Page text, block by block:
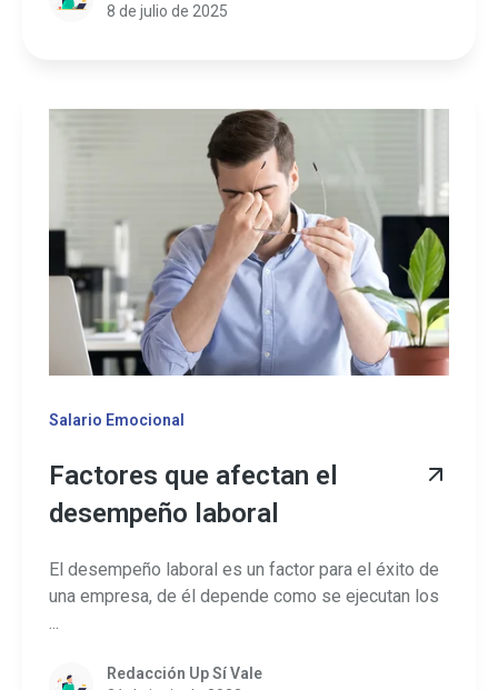
8 de julio de 2025
Salario Emocional
Factores que afectan el
desempeño laboral
El desempeño laboral es un factor para el éxito de
una empresa, de él depende como se ejecutan los
...
Redacción Up Sí Vale